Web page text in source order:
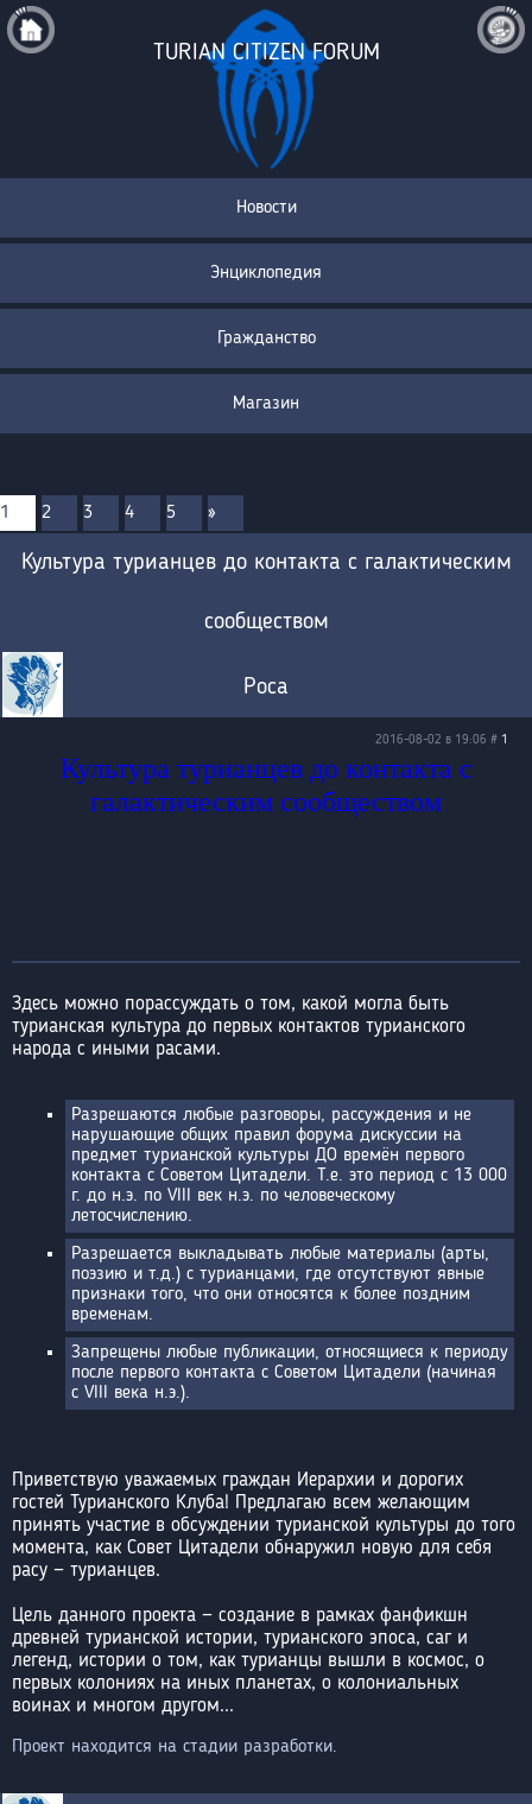
TURIAN CITIZEN FORUM
Новости
Энциклопедия
Гражданство
Магазин
1 2 3 4 5 »
Культура турианцев до контакта с галактическим
сообществом
Роса
2016-08-02 в 19:06 # 1
Культура турианцев до контакта с
галактическим сообществом
Здесь можно порассуждать о том, какой могла быть
турианская культура до первых контактов турианского
народа с иными расами.
Разрешаются любые разговоры, рассуждения и не
нарушающие общих правил форума дискуссии на
предмет турианской культуры ДО времён первого
контакта с Советом Цитадели. Т.е. это период с 13 000
г. до н.э. по VIII век н.э. по человеческому
летосчислению.
Разрешается выкладывать любые материалы (арты,
поэзию и т.д.) с турианцами, где отсутствуют явные
признаки того, что они относятся к более поздним
временам.
Запрещены любые публикации, относящиеся к периоду
после первого контакта с Советом Цитадели (начиная
с VIII века н.э.).
Приветствую уважаемых граждан Иерархии и дорогих
гостей Турианского Клуба! Предлагаю всем желающим
принять участие в обсуждении турианской культуры до того
момента, как Совет Цитадели обнаружил новую для себя
расу — турианцев.
Цель данного проекта — создание в рамках фанфикшн
древней турианской истории, турианского эпоса, саг и
легенд, истории о том, как турианцы вышли в космос, о
первых колониях на иных планетах, о колониальных
воинах и многом другом...
Проект находится на стадии разработки.